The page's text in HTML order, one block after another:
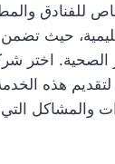
للفنادق
حيث تضمن
الصحية. اختر
هذه
والمشاكل التي